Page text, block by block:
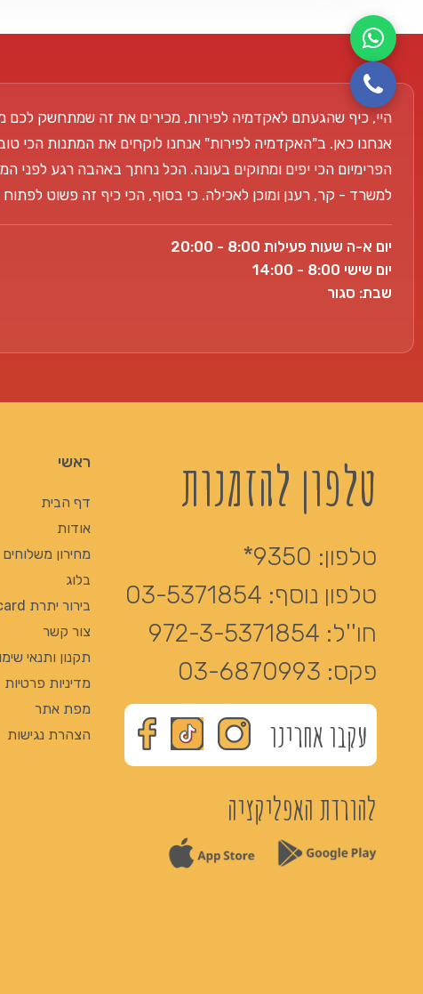
היי, כיף שהגעתם לאקדמיה לפירות, מכירים את זה שמתחשק לכם
אנחנו כאן. ב"האקדמיה לפירות" אנחנו לוקחים את המתנות הכי
הפרימיום הכי יפים ומתוקים בעונה. הכל נחתך באהבה רגע לפני
למשרד - קר, רענן ומוכן לאכילה. כי בסוף, הכי כיף זה פשוט
יום א-ה שעות פעילות 8:00 - 20:00
יום שישי 8:00 - 14:00
שבת: סגור
טלפון להזמנות
טלפון: 9350*
טלפון נוסף: 03-5371854
חו''ל: 972-3-5371854
פקס: 03-6870993
עקבו אחרינו
להורדת האפליקציה
ראשי
דף הבית
אודות
מחירון משלוחים
בלוג
בירור יתרת Giftcard
צור קשר
תקנון ותנאי
מדיניות פרטיות
מפת אתר
הצהרת נגישות